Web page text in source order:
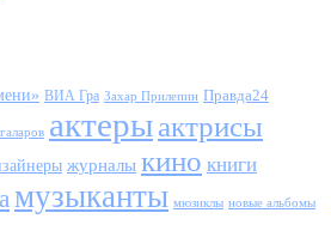
ВИА Гра Захар Прилепин Правда24
актерыактрисы
журналы кино книги
музыканты мюзиклы новые альбомы